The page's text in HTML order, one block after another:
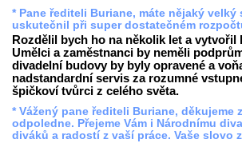
* Pane řediteli Buriane, máte nějaký velký
uskutečnil při super dostatečném
Rozdělil bych ho na několik let a
Umělci a zaměstnanci by neměli
divadelní budovy by byly opravené a
nadstandardní servis za rozumné
špičkoví tvůrci z celého světa.
* Vážený pane řediteli Buriane, děkujeme
odpoledne. Přejeme Vám i Národnímu
diváků a radostí z vaší práce. Vaše slovo